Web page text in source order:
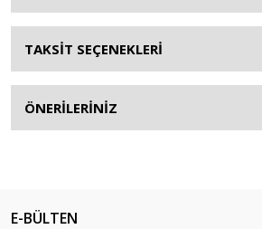
TAKSİT SEÇENEKLERİ
ÖNERİLERİNİZ
E-BÜLTEN